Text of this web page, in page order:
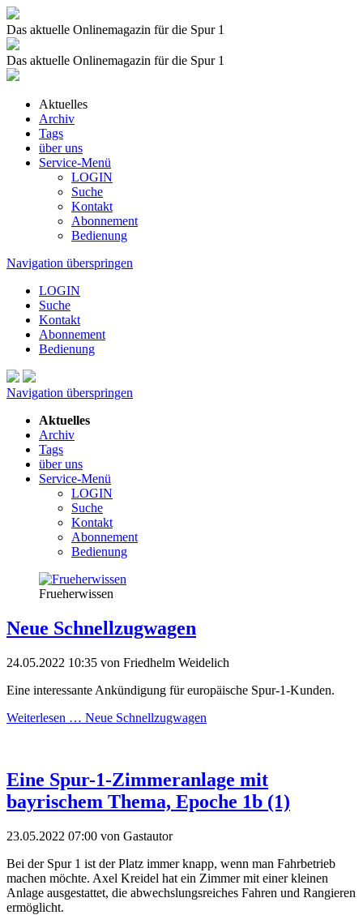
Das aktuelle Onlinemagazin für die Spur 1
Das aktuelle Onlinemagazin für die Spur 1
Aktuelles
Archiv
Tags
über uns
Service-Menü
LOGIN
Suche
Kontakt
Abonnement
Bedienung
Navigation überspringen
LOGIN
Suche
Kontakt
Abonnement
Bedienung
Navigation überspringen
Aktuelles
Archiv
Tags
über uns
Service-Menü
LOGIN
Suche
Kontakt
Abonnement
Bedienung
Frueherwissen
Neue Schnellzugwagen
24.05.2022 10:35 von Friedhelm Weidelich
Eine interessante Ankündigung für europäische Spur-1-Kunden.
Weiterlesen … Neue Schnellzugwagen
Eine Spur-1-Zimmeranlage mit
bayrischem Thema, Epoche 1b (1)
23.05.2022 07:00 von Gastautor
Bei der Spur 1 ist der Platz immer knapp, wenn man Fahrbetrieb
machen möchte. Axel Kreidel hat ein Zimmer mit einer kleinen
Anlage ausgestattet, die abwechslungsreiches Fahren und Rangieren
ermöglicht.